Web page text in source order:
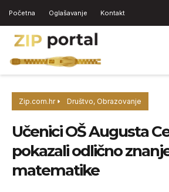
Početna Oglašavanje Kontakt
Zip.com.hr Društvo, Obrazovanje
Učenici OŠ Augusta
pokazali odlično
matematike